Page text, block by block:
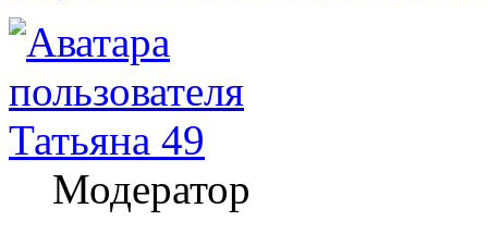
Татьяна 49
Модератор